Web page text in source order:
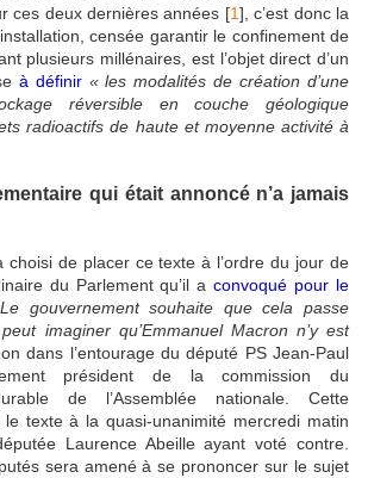
ces deux dernières années [1] , c’est donc la
censée garantir le confinement de
plusieurs millénaires, est l’objet direct d’un
à définir « les modalités de création d’une
réversible en couche géologique
radioactifs de haute et moyenne activité à
qui était annoncé n’a jamais
choisi de placer ce texte à l’ordre du jour de
du Parlement qu’il aconvoqué pour le
Le gouvernement souhaite que cela passe
imaginer qu’Emmanuel Macron n’y est
dans l’entourage du député PSJean-Paul
président de la commission du
de l’Assemblée nationale. Cette
texte à la quasi-unanimité mercredi matin
Laurence Abeille ayant voté contre.
sera amené à se prononcer sur le sujet